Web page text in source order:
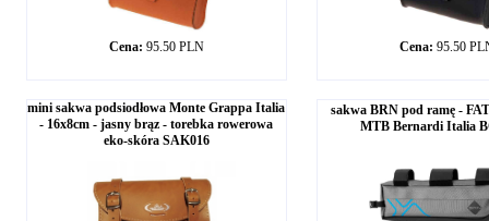
Cena: 95.50 PLN Cena: 95.50
mini sakwa podsiodłowa Monte Grappa Italia
- 16x8cm - jasny brąz - torebka rowerowa
eko-skóra SAK016
sakwa BRN pod ramę -
MTB Bernardi Italia